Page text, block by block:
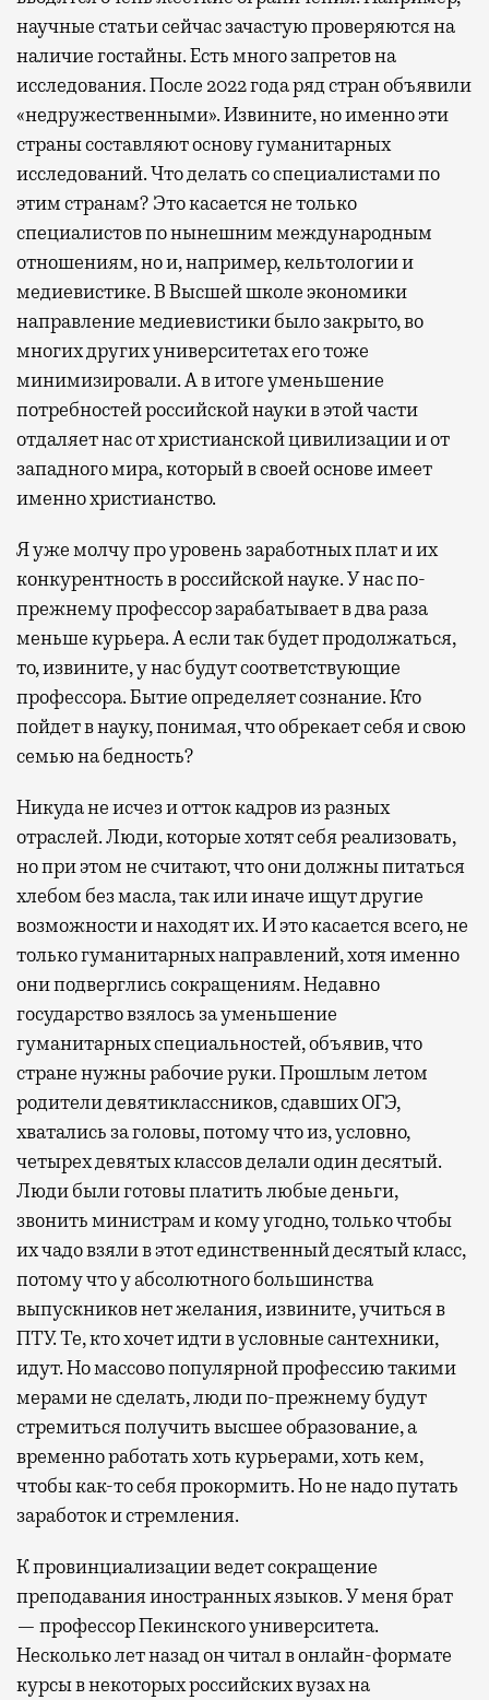
научные статьи сейчас зачастую проверяются на
наличие гостайны. Есть много запретов на
исследования. После 2022 года ряд стран объявили
«недружественными». Извините, но именно эти
страны составляют основу гуманитарных
исследований. Что делать со специалистами по
этим странам? Это касается не только
специалистов по нынешним международным
отношениям, но и, например, кельтологии и
медиевистике. В Высшей школе экономики
направление медиевистики было закрыто, во
многих других университетах его тоже
минимизировали. А в итоге уменьшение
потребностей российской науки в этой части
отдаляет нас от христианской цивилизации и от
западного мира, который в своей основе имеет
именно христианство.
Я уже молчу про уровень заработных плат и их
конкурентность в российской науке. У нас по-
прежнему профессор зарабатывает в два раза
меньше курьера. А если так будет продолжаться,
то, извините, у нас будут соответствующие
профессора. Бытие определяет сознание. Кто
пойдет в науку, понимая, что обрекает себя и свою
семью на бедность?
Никуда не исчез и отток кадров из разных
отраслей. Люди, которые хотят себя реализовать,
но при этом не считают, что они должны питаться
хлебом без масла, так или иначе ищут другие
возможности и находят их. И это касается всего, не
только гуманитарных направлений, хотя именно
они подверглись сокращениям. Недавно
государство взялось за уменьшение
гуманитарных специальностей, объявив, что
стране нужны рабочие руки. Прошлым летом
родители девятиклассников, сдавших ОГЭ,
хватались за головы, потому что из, условно,
четырех девятых классов делали один десятый.
Люди были готовы платить любые деньги,
звонить министрам и кому угодно, только чтобы
их чадо взяли в этот единственный десятый класс,
потому что у абсолютного большинства
выпускников нет желания, извините, учиться в
ПТУ. Те, кто хочет идти в условные сантехники,
идут. Но массово популярной профессию такими
мерами не сделать, люди по-прежнему будут
стремиться получить высшее образование, а
временно работать хоть курьерами, хоть кем,
чтобы как-то себя прокормить. Но не надо путать
заработок и стремления.
К провинциализации ведет сокращение
преподавания иностранных языков. У меня брат
— профессор Пекинского университета.
Несколько лет назад он читал в онлайн-формате
курсы в некоторых российских вузах на